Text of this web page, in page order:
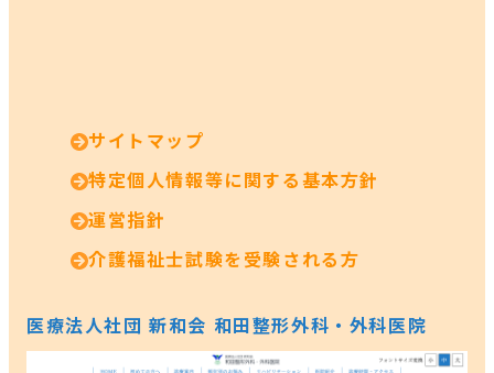
サイトマップ
特定個人情報等に関する基本方針
運営指針
介護福祉士試験を受験される方
医療法人社団 新和会 和田整形外科・外科医院